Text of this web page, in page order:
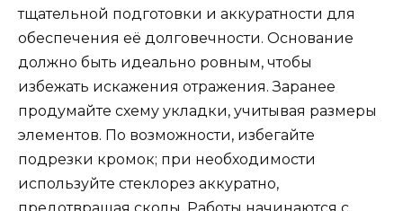
тщательной подготовки и аккуратности для
обеспечения её долговечности. Основание
должно быть идеально ровным, чтобы
избежать искажения отражения. Заранее
продумайте схему укладки, учитывая размеры
элементов. По возможности, избегайте
подрезки кромок; при необходимости
используйте стеклорез аккуратно,
предотвращая сколы. Работы начинаются с